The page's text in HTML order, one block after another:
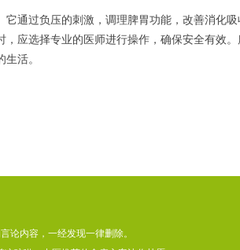
通过负压的刺激，调理脾胃功能，改善消化吸
应选择专业的医师进行操作，确保安全有效
活。
论内容，一经发现一律删除。